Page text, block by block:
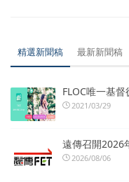
精選新聞稿 最新新聞稿
FLOC唯一基
2021/03/29
遠傳召開2026
2026/08/06